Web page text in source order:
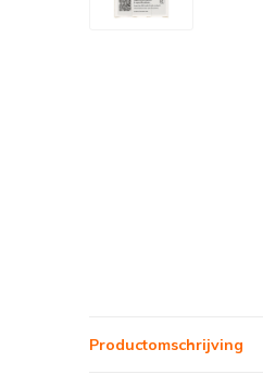
Productomschrijving